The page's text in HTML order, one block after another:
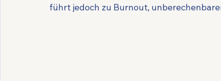
führt jedoch zu Burnout,